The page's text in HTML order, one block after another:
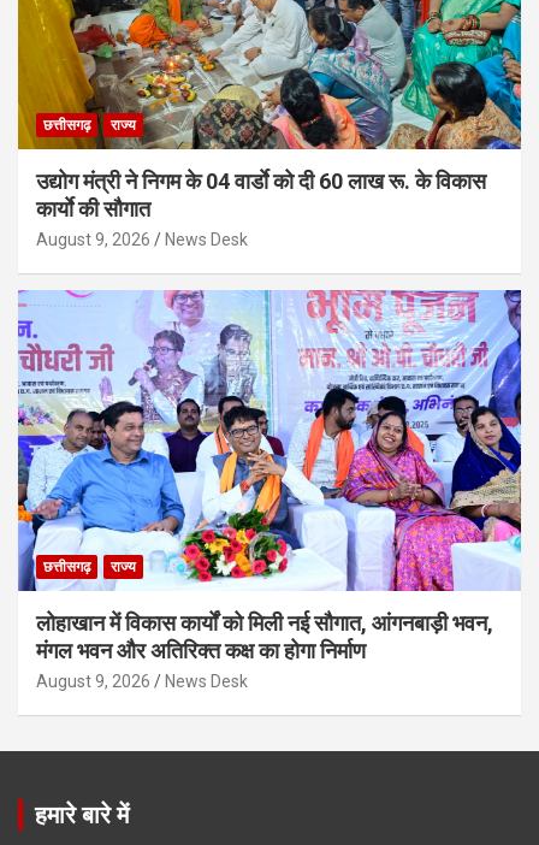
छत्तीसगढ़ राज्य
उद्योग मंत्री ने निगम के 04 वार्डाे को दी 60 लाख रू. के विकास
कार्याे की सौगात
August 9, 2026 News Desk
छत्तीसगढ़ राज्य
लोहाखान में विकास कार्यों को मिली नई सौगात, आंगनबाड़ी भवन,
मंगल भवन और अतिरिक्त कक्ष का होगा निर्माण
August 9, 2026 News Desk
हमारे बारे में